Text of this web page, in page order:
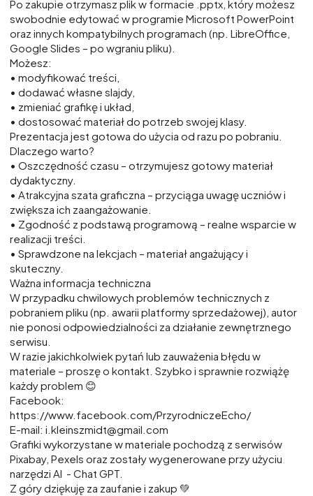
Po zakupie otrzymasz plik w formacie .pptx, który możesz
swobodnie edytować w programie Microsoft PowerPoint
oraz innych kompatybilnych programach (np. LibreOffice,
Google Slides – po wgraniu pliku).
Możesz:
• modyfikować treści,
• dodawać własne slajdy,
• zmieniać grafikę i układ,
• dostosować materiał do potrzeb swojej klasy.
Prezentacja jest gotowa do użycia od razu po pobraniu.
Dlaczego warto?
• Oszczędność czasu – otrzymujesz gotowy materiał
dydaktyczny.
• Atrakcyjna szata graficzna – przyciąga uwagę uczniów i
zwiększa ich zaangażowanie.
• Zgodność z podstawą programową – realne wsparcie w
realizacji treści.
• Sprawdzone na lekcjach – materiał angażujący i
skuteczny.
Ważna informacja techniczna
W przypadku chwilowych problemów technicznych z
pobraniem pliku (np. awarii platformy sprzedażowej), autor
nie ponosi odpowiedzialności za działanie zewnętrznego
serwisu.
W razie jakichkolwiek pytań lub zauważenia błędu w
materiale – proszę o kontakt. Szybko i sprawnie rozwiążę
każdy problem 😊
Facebook:
https://www.facebook.com/PrzyrodniczeEcho/
E-mail: i.kleinszmidt@gmail.com
Grafiki wykorzystane w materiale pochodzą z serwisów
Pixabay, Pexels oraz zostały wygenerowane przy użyciu
narzędzi AI - Chat GPT.
Z góry dziękuję za zaufanie i zakup 💚